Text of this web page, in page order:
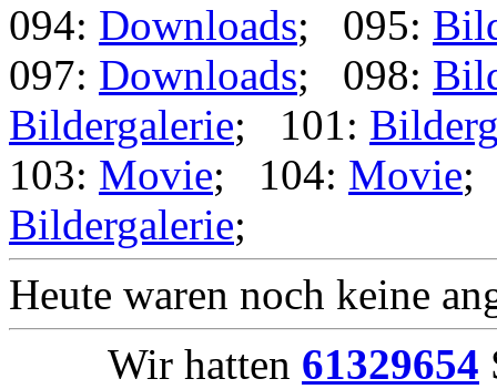
094: Downloads; 095:
097: Downloads; 098:
Bildergalerie; 101:
103: Movie; 104: Movie;
Bildergalerie;
Heute waren noch keine
Wir hatten 61329654